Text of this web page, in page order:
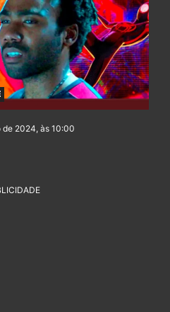
de 2024, às 10:00